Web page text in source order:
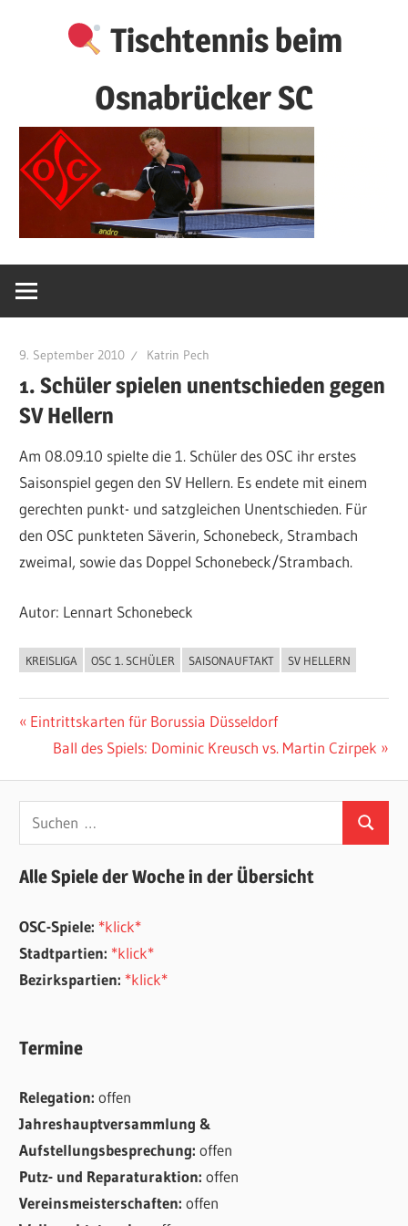
Tischtennis beim
Osnabrücker SC
9. September 2010 Katrin Pech
1. Schüler spielen unentschieden gegen
SV Hellern
Am 08.09.10 spielte die 1. Schüler des OSC ihr erstes
Saisonspiel gegen den SV Hellern. Es endete mit einem
gerechten punkt- und satzgleichen Unentschieden. Für
den OSC punkteten Säverin, Schonebeck, Strambach
zweimal, sowie das Doppel Schonebeck/Strambach.
Autor: Lennart Schonebeck
ALLGEMEIN
KREISLIGA OSC 1. SCHÜLER SAISONAUFTAKT SV HELLERN
Beitragsnavigation
Vorheriger
Beitrag:
Eintrittskarten für Borussia Düsseldorf
Nächster
Ball des Spiels: Dominic Kreusch vs. Martin Czirpek
Suchen
nach:
Suchen
Alle Spiele der Woche in der Übersicht
OSC-Spiele: *klick*
Stadtpartien: *klick*
Bezirkspartien: *klick*
Termine
Relegation:offen
Jahreshauptversammlung &
Aufstellungsbesprechung:offen
Putz- und Reparaturaktion:offen
Vereinsmeisterschaften:offen